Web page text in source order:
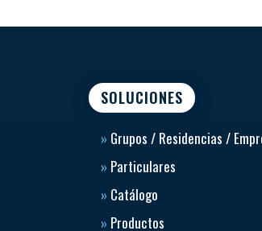
SOLUCIONES
» Grupos / Residencias /
» Particulares
» Catálogo
» Productos